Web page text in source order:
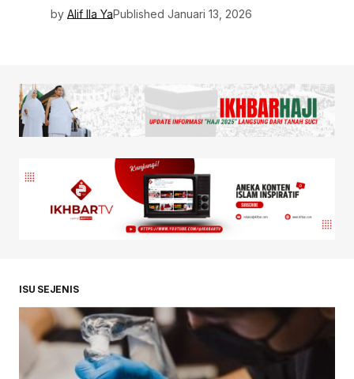
by Alif Ila YaPublished Januari 13, 2026
ISU SEJENIS